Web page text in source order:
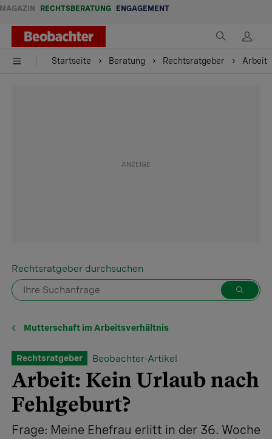
MAGAZIN RECHTSBERATUNG ENGAGEMENT
Startseite Beratung Rechtsratgeber Arbeit
Rechtsratgeber durchsuchen
Mutterschaft im Arbeitsverhältnis
Rechtsratgeber Beobachter-Artikel
Arbeit: Kein Urlaub nach
Fehlgeburt?
Frage: Meine Ehefrau erlitt in der 36. Woche